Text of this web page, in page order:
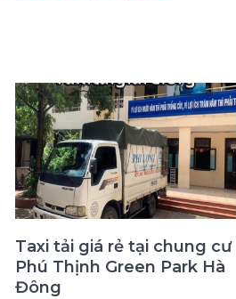
Taxi tải giá rẻ tại chung cư
Phú Thịnh Green Park Hà
Đông